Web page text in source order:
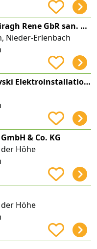
Jochen Grein u. Ciragh Rene GbR san. Anl. u. Heiz. Bau
Nieder-Erlenbach
Zlatko Stojmanovski Elektroinstallationen
& Co. KG
Höhe
Höhe